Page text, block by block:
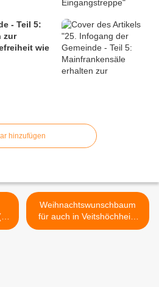
- Teil 5:
zur
wie
hinzufügen
Weihnachtswunschbaum
für auch in Veitshöchheim
lebende Flüchtlingskinder -